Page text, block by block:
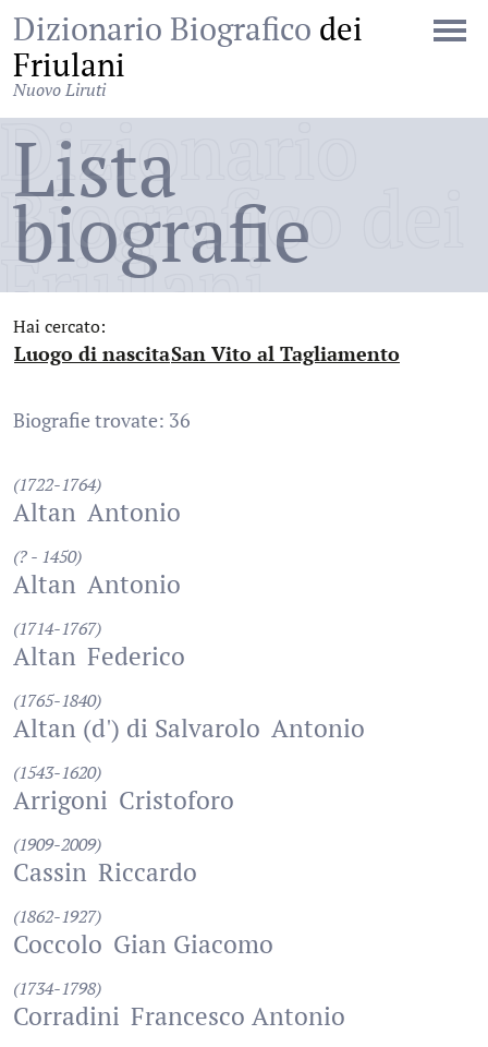
Dizionario Biografico dei
Friulani
Nuovo Liruti
Dizionario
Biografico dei
Friulani
Lista
biografie
Hai cercato:
Luogo di nascita
:San Vito al Tagliamento
Biografie trovate: 36
(1722-1764)
Altan Antonio
(? - 1450)
Altan Antonio
(1714-1767)
Altan Federico
(1765-1840)
Altan (d') di Salvarolo Antonio
(1543-1620)
Arrigoni Cristoforo
(1909-2009)
Cassin Riccardo
(1862-1927)
Coccolo Gian Giacomo
(1734-1798)
Corradini Francesco Antonio